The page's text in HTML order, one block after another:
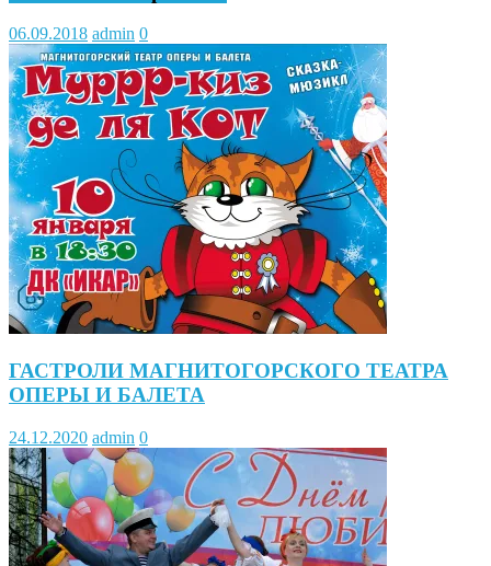
06.09.2018 admin 0
ГАСТРОЛИ МАГНИТОГОРСКОГО ТЕАТРА
ОПЕРЫ И БАЛЕТА
24.12.2020 admin 0